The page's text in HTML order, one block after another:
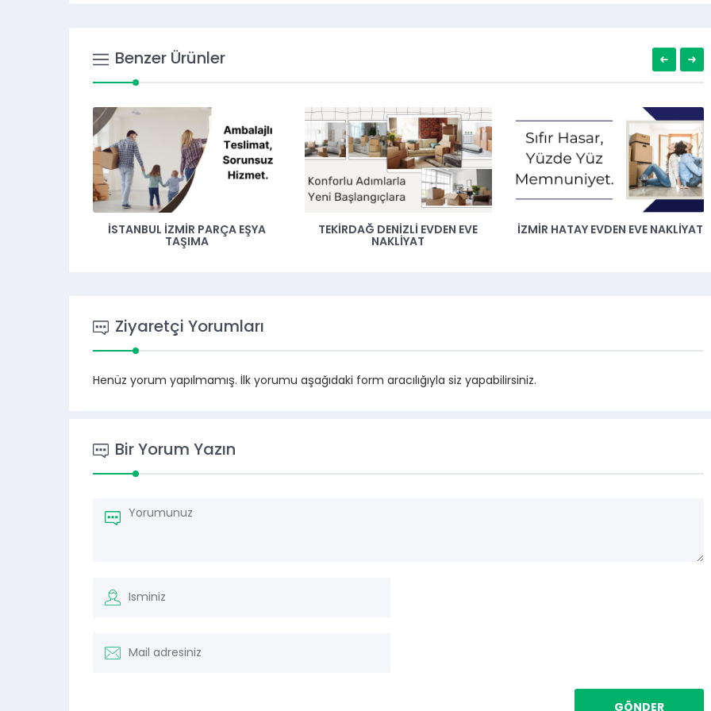
Benzer Ürünler
TEKIRDAĞ DENIZLI EVDEN EVE
NAKLIYAT
İZMIR HATAY EVDEN EVE NAKLIYAT
İZMIR ANKARA EVDEN EVE
Ziyaretçi Yorumları
Henüz yorum yapılmamış. İlk yorumu aşağıdaki form aracılığıyla siz yapabilirsiniz.
Bir Yorum Yazın